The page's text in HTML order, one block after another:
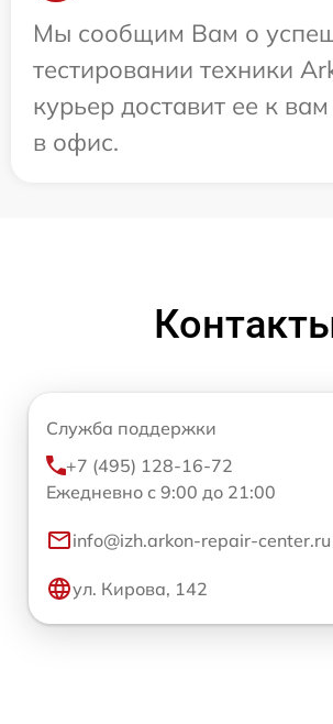
Мы сообщим Вам о
тестировании техники
курьер доставит ее к
в офис.
Служба поддержки
+7 (495) 128-16-72
Ежедневно с 9:00 до 21:00
info@izh.arkon-repair-center.ru
ул. Кирова, 142